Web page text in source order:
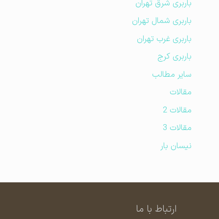
باربری شرق تهران
باربری شمال تهران
باربری غرب تهران
باربری کرج
سایر مطالب
مقالات
مقالات 2
مقالات 3
نیسان بار
ارتباط با ما